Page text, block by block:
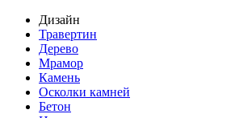
Дизайн
Травертин
Дерево
Мрамор
Камень
Осколки камней
Бетон